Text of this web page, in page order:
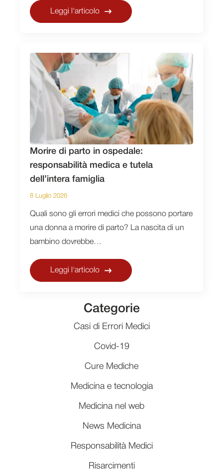
Leggi l'articolo
Morire di parto in ospedale:
responsabilità medica e tutela
dell’intera famiglia
8 Luglio 2026
Quali sono gli errori medici che possono portare
una donna a morire di parto? La nascita di un
bambino dovrebbe…
Leggi l'articolo
Categorie
Casi di Errori Medici
Covid-19
Cure Mediche
Medicina e tecnologia
Medicina nel web
News Medicina
Responsabilità Medici
Risarcimenti